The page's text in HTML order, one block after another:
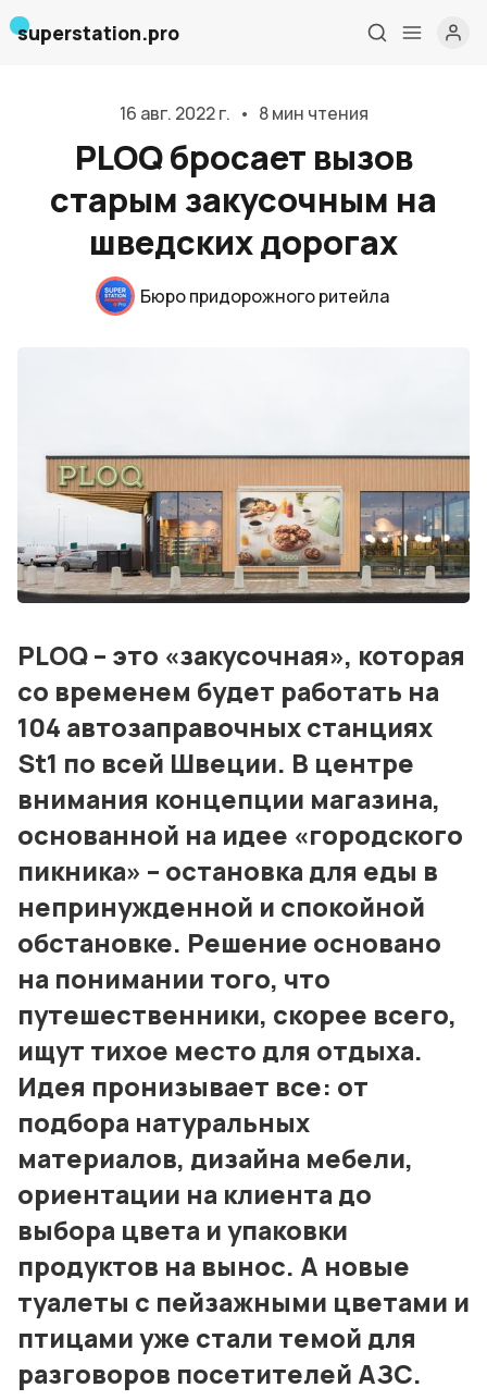
Главная
О нас
Дизайн и проектирование
Блог
События
Контакты
Лучшие АЗС мира
Видео
Подписка
Политика конфиденциальности и cookie
superstation.pro
16 авг. 2022 г. • 8 мин чтения
PLOQ бросает вызов
старым закусочным на
шведских дорогах
Бюро придорожного ритейла
PLOQ – это «закусочная», которая
со временем будет работать на
104 автозаправочных станциях
St1 по всей Швеции. В центре
внимания концепции магазина,
основанной на идее «городского
пикника» – остановка для еды в
непринужденной и спокойной
обстановке. Решение основано
на понимании того, что
путешественники, скорее всего,
ищут тихое место для отдыха.
Идея пронизывает все: от
подбора натуральных
материалов, дизайна мебели,
ориентации на клиента до
выбора цвета и упаковки
продуктов на вынос. А новые
туалеты с пейзажными цветами и
птицами уже стали темой для
разговоров посетителей АЗС.